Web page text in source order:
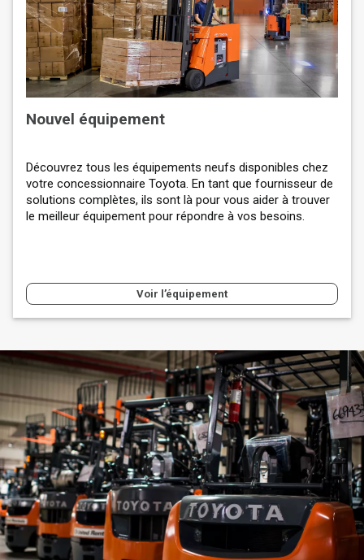
Nouvel équipement
Découvrez tous les équipements neufs disponibles chez
votre concessionnaire Toyota. En tant que fournisseur de
solutions complètes, ils sont là pour vous aider à trouver
le meilleur équipement pour répondre à vos besoins.
Voir l’équipement